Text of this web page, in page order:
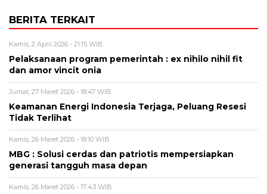
BERITA TERKAIT
Kamis, 2 April 2026 - 21:15 WIB
Pelaksanaan program pemerintah : ex nihilo nihil fit
dan amor vincit onia
Jumat, 27 Maret 2026 - 18:47 WIB
Keamanan Energi Indonesia Terjaga, Peluang Resesi
Tidak Terlihat
Kamis, 26 Maret 2026 - 18:10 WIB
MBG : Solusi cerdas dan patriotis mempersiapkan
generasi tangguh masa depan
Kamis, 26 Maret 2026 - 17:43 WIB